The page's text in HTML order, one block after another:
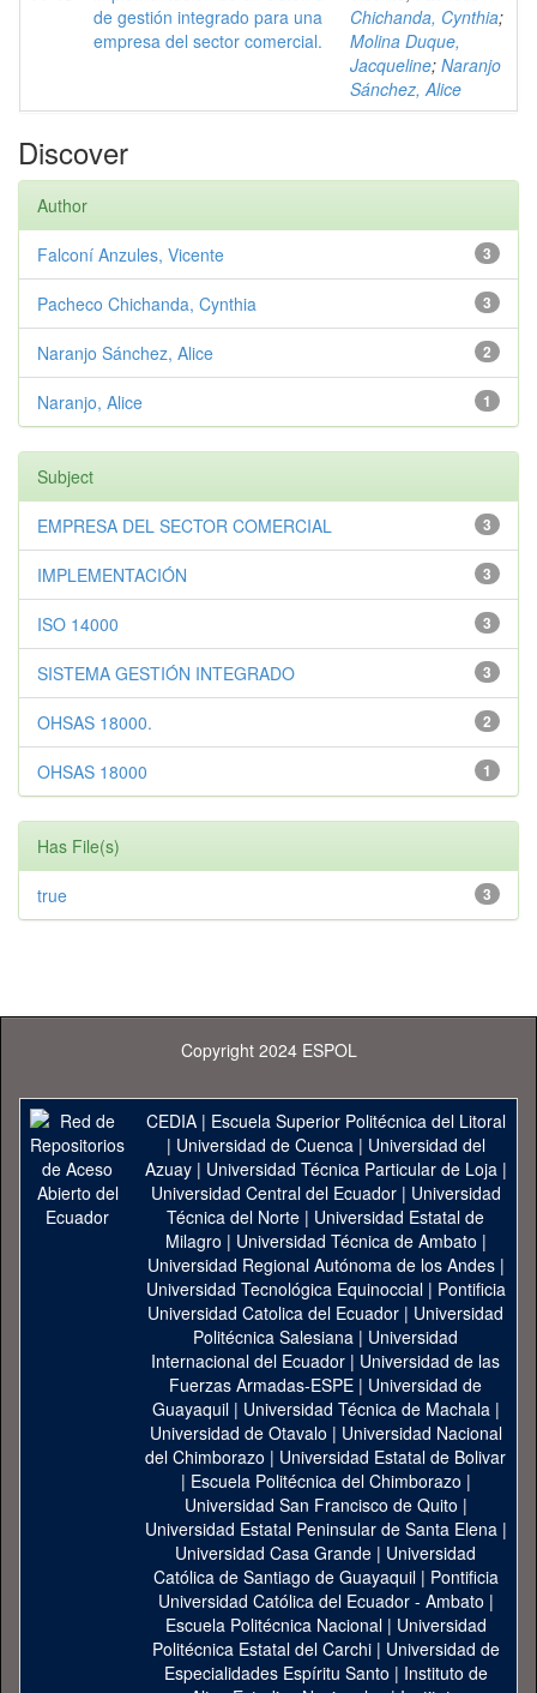
de gestión integrado para una
empresa del sector comercial.
Chichanda, Cynthia;
Molina Duque,
Jacqueline; Naranjo
Sánchez, Alice
Discover
Author
3
Falconí Anzules, Vicente
3
Pacheco Chichanda, Cynthia
2
Naranjo Sánchez, Alice
1
Naranjo, Alice
Subject
3
EMPRESA DEL SECTOR COMERCIAL
3
IMPLEMENTACIÓN
3
ISO 14000
3
SISTEMA GESTIÓN INTEGRADO
2
OHSAS 18000.
1
OHSAS 18000
Has File(s)
3
true
Copyright 2024 ESPOL
CEDIA| Escuela Superior Politécnica del Litoral
| Universidad de Cuenca| Universidad del
Azuay| Universidad Técnica Particular de Loja|
Universidad Central del Ecuador| Universidad
Técnica del Norte | Universidad Estatal de
Milagro | Universidad Técnica de Ambato |
Universidad Regional Autónoma de los Andes|
Universidad Tecnológica Equinoccial| Pontificia
Universidad Catolica del Ecuador | Universidad
Politécnica Salesiana | Universidad
Internacional del Ecuador | Universidad de las
Fuerzas Armadas-ESPE | Universidad de
Guayaquil| Universidad Técnica de Machala|
Universidad de Otavalo | Universidad Nacional
del Chimborazo | Universidad Estatal de Bolivar
| Escuela Politécnica del Chimborazo |
Universidad San Francisco de Quito |
Universidad Estatal Peninsular de Santa Elena|
Universidad Casa Grande | Universidad
Católica de Santiago de Guayaquil| Pontificia
Universidad Católica del Ecuador - Ambato |
Escuela Politécnica Nacional| Universidad
Politécnica Estatal del Carchi| Universidad de
Especialidades Espíritu Santo | Instituto de